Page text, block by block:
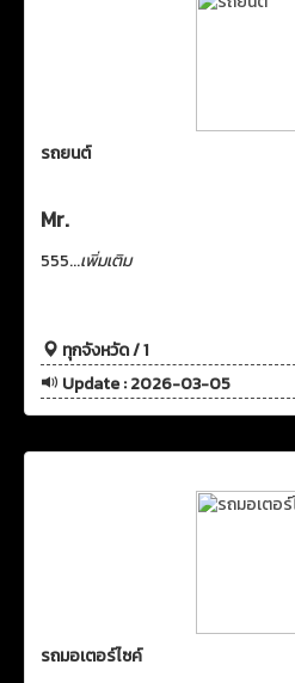
รถยนต์
Mr.
555...เพิ่มเติม
ทุกจังหวัด / 1
Update : 2026-03-05
รถมอเตอร์ไซค์